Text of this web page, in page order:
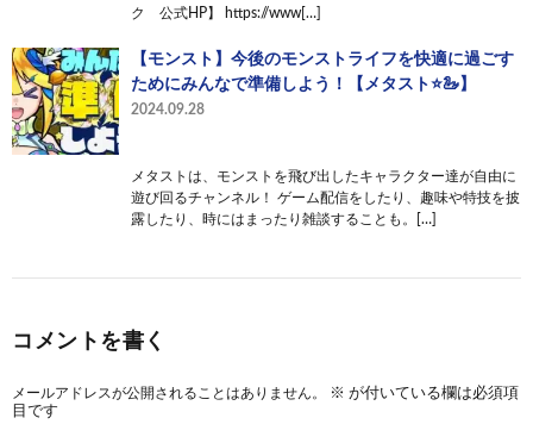
ク 公式HP】 https://www[…]
【モンスト】今後のモンストライフを快適に過ごす
ためにみんなで準備しよう！【メタスト⭐️🦢】
2024.09.28
メタストは、モンストを飛び出したキャラクター達が自由に
遊び回るチャンネル！ ゲーム配信をしたり、趣味や特技を披
露したり、時にはまったり雑談することも。[…]
コメントを書く
メールアドレスが公開されることはありません。 ※ が付いている欄は必須項
目です